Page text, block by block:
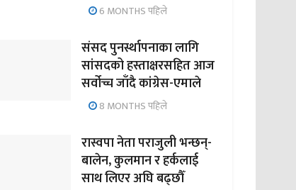
6 MONTHS पहिले
संसद पुनर्स्थापनाका लागि
सांसदको हस्ताक्षरसहित आज
सर्वोच्च जाँदै कांग्रेस-एमाले
8 MONTHS पहिले
रास्वपा नेता पराजुली भन्छन्-
बालेन, कुलमान र हर्कलाई
साथ लिएर अघि बढ्छौँ